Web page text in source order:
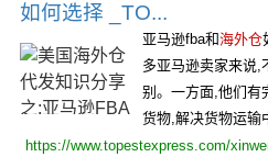
如何选择 _TO...
亚马逊fba和海外仓
多亚马逊卖家来说,
别。一方面,他们有
货物,解决货物运输
https://www.topestexpress.com/